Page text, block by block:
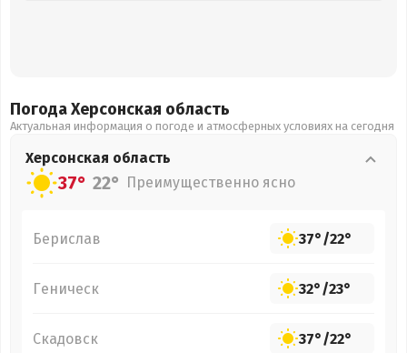
Погода Херсонская область
Актуальная информация о погоде и атмосферных условиях на сегодня
Херсонская область
37° 22° Преимущественно ясно
Берислав 37°/22°
Геническ 32°/23°
Скадовск 37°/22°